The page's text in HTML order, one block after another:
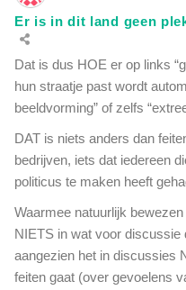
Er is in dit land geen
Dat is dus HOE er op links
hun straatje past wordt
beeldvorming” of zelfs
DAT is niets anders dan
bedrijven, iets dat iedereen
politicus te maken heeft
Waarmee natuurlijk
NIETS in wat voor discussie
aangezien het in discussies
feiten gaat (over gevoelens